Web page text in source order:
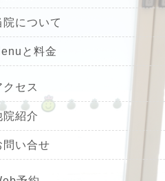
院について
と料金
クセス
院紹介
問い合せ